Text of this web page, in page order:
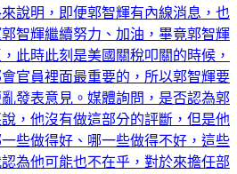
說明，即便郭智輝有內線消息，也
智輝繼續努力、加油，畢竟郭智輝
此時此刻是美國關稅叩關的時候，
官員裡面最重要的，所以郭智輝要
發表意見。媒體詢問，是否認為郭
，他沒有做這部分的評斷，但是他
些做得好、哪一些做得不好，這些
為他可能也不在乎，對於來擔任部